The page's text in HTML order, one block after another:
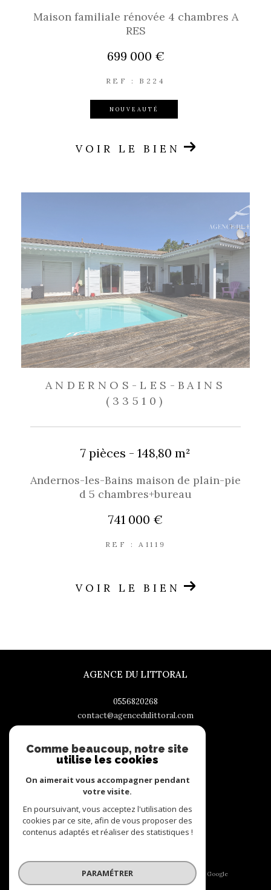
Maison familiale rénovée 4 chambres A
RES
699 000 €
REF : B224
NOUVEAUTÉ
VOIR LE BIEN
ANDERNOS-LES-BAINS
(33510)
7 pièces - 148,80 m²
Andernos-les-Bains maison de plain-pie
d 5 chambres+bureau
741 000 €
REF : A1119
VOIR LE BIEN
AGENCE DU LITTORAL
0556820268
contact@agencedulittoral.com
andernos-les-bains
© 2026 | Tous droits réservés | Traduction powered by Google
|
Comme beaucoup, notre site
utilise les cookies
On aimerait vous accompagner pendant
votre visite.
En poursuivant, vous acceptez l'utilisation des
cookies par ce site, afin de vous proposer des
contenus adaptés et réaliser des statistiques !
PARAMÉTRER